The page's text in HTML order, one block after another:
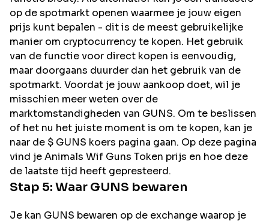
op de spotmarkt openen waarmee je jouw eigen
prijs kunt bepalen - dit is de meest gebruikelijke
manier om cryptocurrency te kopen. Het gebruik
van de functie voor direct kopen is eenvoudig,
maar doorgaans duurder dan het gebruik van de
spotmarkt. Voordat je jouw aankoop doet, wil je
misschien meer weten over de
marktomstandigheden van GUNS. Om te beslissen
of het nu het juiste moment is om te kopen, kan je
naar de $ GUNS koers pagina gaan. Op deze pagina
vind je Animals Wif Guns Token prijs en hoe deze
de laatste tijd heeft gepresteerd.
Stap 5: Waar GUNS bewaren
Je kan GUNS bewaren op de exchange waarop je